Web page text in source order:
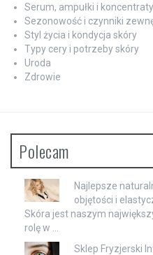
Serum, ampułki i koncentraty
Sezonowość i czynniki
Styl życia i kondycja skóry
Typy cery i potrzeby skóry
Uroda
Zdrowie
Polecam
Najlepsze
objętości i
Skóra jest naszym
rolę w …
Sklep Fryzjerski